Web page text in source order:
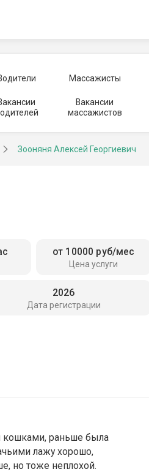
Массажисты
Вакансии
массажистов
Зооняня Алексей Георгиевич
Цена услуги
от 10000 руб/мес
Дата регистрации
2026
кошками, раньше была
лажу хорошо,
но тоже неплохой.